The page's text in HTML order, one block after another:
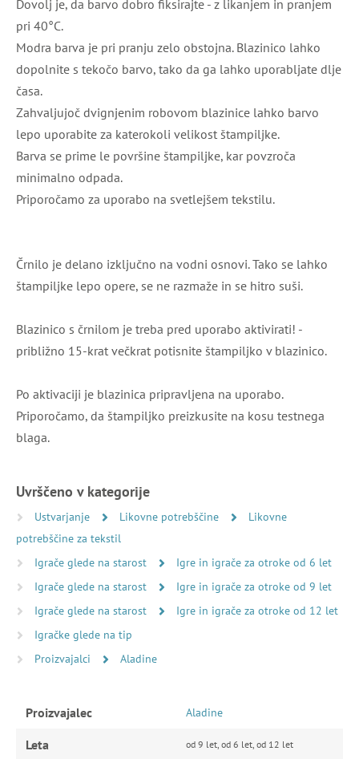
Dovolj je, da barvo dobro fiksirajte - z likanjem in pranjem
pri 40°C.
Modra barva je pri pranju zelo obstojna. Blazinico lahko
dopolnite s tekočo barvo, tako da ga lahko uporabljate dlje
časa.
Zahvaljujoč dvignjenim robovom blazinice lahko barvo
lepo uporabite za katerokoli velikost štampiljke.
Barva se prime le površine štampiljke, kar povzroča
minimalno odpada.
Priporočamo za uporabo na svetlejšem tekstilu.
Črnilo je delano izključno na vodni osnovi. Tako se lahko
štampiljke lepo opere, se ne razmaže in se hitro suši.
Blazinico s črnilom je treba pred uporabo aktivirati! -
približno 15-krat večkrat potisnite štampiljko v blazinico.
Po aktivaciji je blazinica pripravljena na uporabo.
Priporočamo, da štampiljko preizkusite na kosu testnega
blaga.
Uvrščeno v kategorije
Ustvarjanje Likovne potrebščine
Likovne
potrebščine za tekstil
Igrače glede na starost
Igre in igrače za otroke od 6 let
Igrače glede na starost
Igre in igrače za otroke od 9 let
Igrače glede na starost
Igre in igrače za otroke od 12 let
Igračke glede na tip
Proizvajalci
Aladine
Proizvajalec Aladine
Leta od 9 let, od 6 let, od 12 let